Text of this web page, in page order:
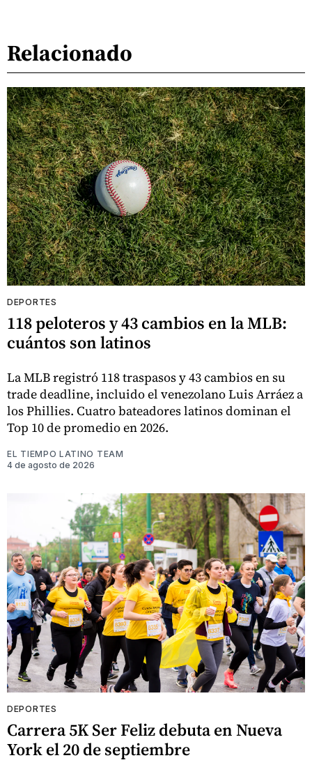
Relacionado
DEPORTES
118 peloteros y 43 cambios en la MLB:
cuántos son latinos
La MLB registró 118 traspasos y 43 cambios en su
trade deadline, incluido el venezolano Luis Arráez a
los Phillies. Cuatro bateadores latinos dominan el
Top 10 de promedio en 2026.
EL TIEMPO LATINO TEAM
4 de agosto de 2026
DEPORTES
Carrera 5K Ser Feliz debuta en Nueva
York el 20 de septiembre